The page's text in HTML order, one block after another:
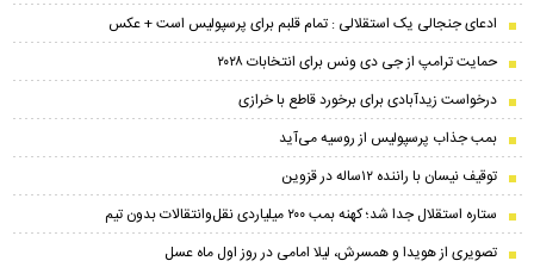
ادعای جنجالی یک استقلالی : تمام قلبم برای پرسپولیس است + عکس
حمایت ترامپ از جی دی ونس برای انتخابات ۲۰۲۸
درخواست زیدآبادی برای برخورد قاطع با خرازی
بمب جذاب پرسپولیس از روسیه می‌آید
توقیف نیسان با راننده ۱۲ساله در قزوین
ستاره استقلال جدا شد؛ کهنه بمب ۲۰۰ میلیاردی نقل‌وانتقالات بدون تیم
تصویری از هویدا و همسرش، لیلا امامی در روز اول ماه عسل